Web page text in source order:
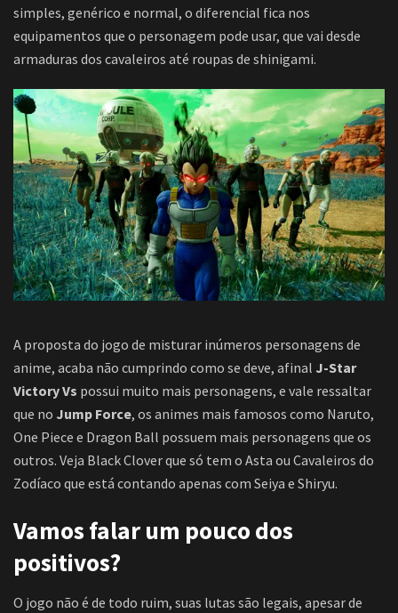
simples, genérico e normal, o diferencial fica nos
equipamentos que o personagem pode usar, que vai desde
armaduras dos cavaleiros até roupas de shinigami.
A proposta do jogo de misturar inúmeros personagens de
anime, acaba não cumprindo como se deve, afinal J-Star
Victory Vs possui muito mais personagens, e vale ressaltar
que no Jump Force, os animes mais famosos como Naruto,
One Piece e Dragon Ball possuem mais personagens que os
outros. Veja Black Clover que só tem o Asta ou Cavaleiros do
Zodíaco que está contando apenas com Seiya e Shiryu.
Vamos falar um pouco dos
positivos?
O jogo não é de todo ruim, suas lutas são legais, apesar de